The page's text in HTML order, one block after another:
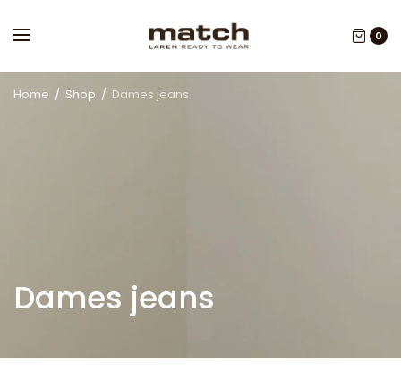
0
Home / Shop / Dames jeans
Dames jeans